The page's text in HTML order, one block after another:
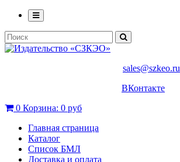
sales@szkeo.ru
ВКонтакте
0 Корзина: 0 руб
Главная страница
Каталог
Список БМЛ
Доставка и оплата